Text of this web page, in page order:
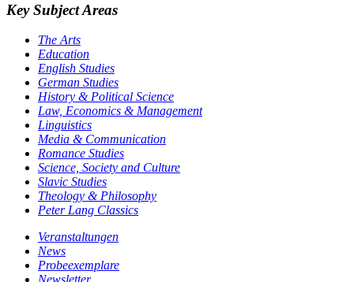
Key Subject Areas
The Arts
Education
English Studies
German Studies
History & Political Science
Law, Economics & Management
Linguistics
Media & Communication
Romance Studies
Science, Society and Culture
Slavic Studies
Theology & Philosophy
Peter Lang Classics
Veranstaltungen
News
Probeexemplare